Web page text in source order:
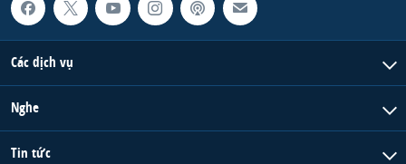
Các dịch vụ
Nghe
Tin tức